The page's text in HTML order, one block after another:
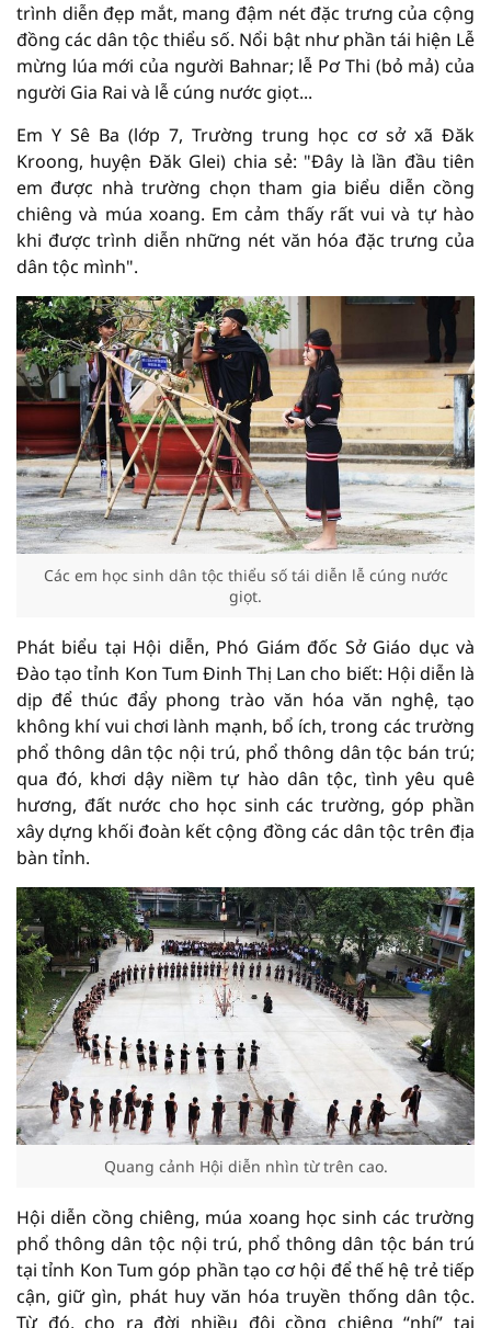
trình diễn đẹp mắt, mang đậm nét đặc trưng của cộng
đồng các dân tộc thiểu số. Nổi bật như phần tái hiện Lễ
mừng lúa mới của người Bahnar; lễ Pơ Thi (bỏ mả) của
người Gia Rai và lễ cúng nước giọt...
Em Y Sê Ba (lớp 7, Trường trung học cơ sở xã Đăk
Kroong, huyện Đăk Glei) chia sẻ: "Đây là lần đầu tiên
em được nhà trường chọn tham gia biểu diễn cồng
chiêng và múa xoang. Em cảm thấy rất vui và tự hào
khi được trình diễn những nét văn hóa đặc trưng của
dân tộc mình".
Các em học sinh dân tộc thiểu số tái diễn lễ cúng nước
giọt.
Phát biểu tại Hội diễn, Phó Giám đốc Sở Giáo dục và
Đào tạo tỉnh Kon Tum Đinh Thị Lan cho biết: Hội diễn là
dịp để thúc đẩy phong trào văn hóa văn nghệ, tạo
không khí vui chơi lành mạnh, bổ ích, trong các trường
phổ thông dân tộc nội trú, phổ thông dân tộc bán trú;
qua đó, khơi dậy niềm tự hào dân tộc, tình yêu quê
hương, đất nước cho học sinh các trường, góp phần
xây dựng khối đoàn kết cộng đồng các dân tộc trên địa
bàn tỉnh.
Quang cảnh Hội diễn nhìn từ trên cao.
Hội diễn cồng chiêng, múa xoang học sinh các trường
phổ thông dân tộc nội trú, phổ thông dân tộc bán trú
tại tỉnh Kon Tum góp phần tạo cơ hội để thế hệ trẻ tiếp
cận, giữ gìn, phát huy văn hóa truyền thống dân tộc.
Từ đó, cho ra đời nhiều đội cồng chiêng “nhí” tại